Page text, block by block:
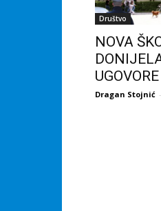
Društvo
NOVA
UGOVORE
Dragan Stojnić -